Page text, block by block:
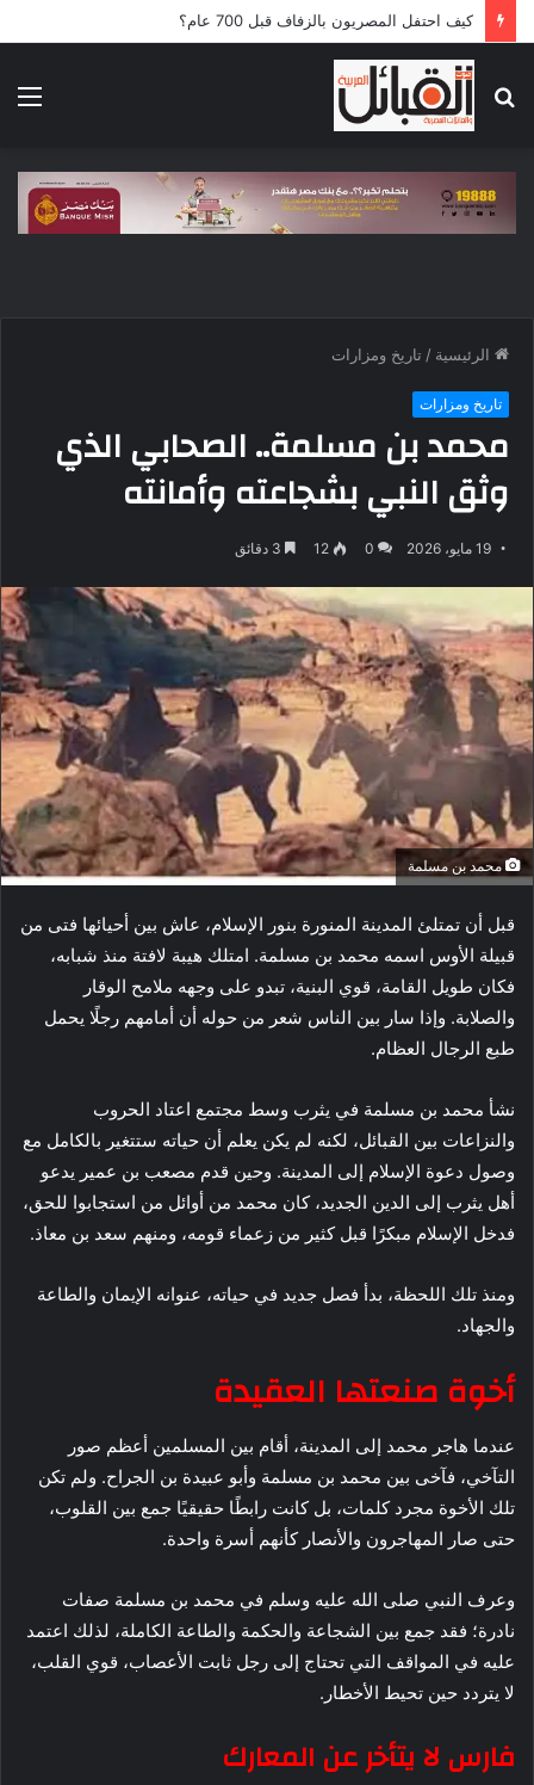
عن
الرئيسية / تاريخ ومزارات
تاريخ ومزارات
محمد بن مسلمة.. الصحابي الذي
وثق النبي بشجاعته وأمانته
19 مايو، 2026 0
12
محمد بن مسلمة
قبل أن تمتلئ المدينة المنورة بنور الإسلام، عاش بين أحيائها فتى من
قبيلة الأوس اسمه محمد بن مسلمة. امتلك هيبة لافتة منذ شبابه،
فكان طويل القامة، قوي البنية، تبدو على وجهه ملامح الوقار
والصلابة. وإذا سار بين الناس شعر من حوله أن أمامهم رجلًا يحمل
طبع الرجال العظام.
نشأ محمد بن مسلمة في يثرب وسط مجتمع اعتاد الحروب
والنزاعات بين القبائل، لكنه لم يكن يعلم أن حياته ستتغير بالكامل مع
وصول دعوة الإسلام إلى المدينة. وحين قدم مصعب بن عمير يدعو
أهل يثرب إلى الدين الجديد، كان محمد من أوائل من استجابوا للحق،
فدخل الإسلام مبكرًا قبل كثير من زعماء قومه، ومنهم سعد بن معاذ.
ومنذ تلك اللحظة، بدأ فصل جديد في حياته، عنوانه الإيمان والطاعة
والجهاد.
أخوة صنعتها العقيدة
عندما هاجر محمد إلى المدينة، أقام بين المسلمين أعظم صور
التآخي، فآخى بين محمد بن مسلمة وأبو عبيدة بن الجراح. ولم تكن
تلك الأخوة مجرد كلمات، بل كانت رابطًا حقيقيًا جمع بين القلوب،
حتى صار المهاجرون والأنصار كأنهم أسرة واحدة.
وعرف النبي صلى الله عليه وسلم في محمد بن مسلمة صفات
نادرة؛ فقد جمع بين الشجاعة والحكمة والطاعة الكاملة، لذلك اعتمد
عليه في المواقف التي تحتاج إلى رجل ثابت الأعصاب، قوي القلب،
لا يتردد حين تحيط الأخطار.
فارس لا يتأخر عن المعارك